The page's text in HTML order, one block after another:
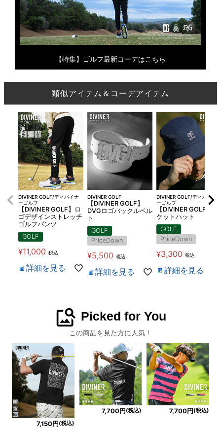
【特集】ゴルフ最新コーデはこちら
類似アイテム＆コーデアイテム
DIVINER GOLF/ディバイナ
ーゴルフ
【DIVINER GOLF】ロ
ゴデザインストレッチ
ゴルフパンツ
GOLF
¥11,000 税込
詳細を見る
DIVINER GOLF
【DIVINER GOLF】
DVGロゴバックルベル
ト
GOLF
PriceDown
¥5,500 税込
詳細を見る
DIVINER GOLF/ディバイナ
ーゴルフ
【DIVINER GOLF】バ
ケットハット
GOLF
PriceDown
¥3,300 税込
詳細を見る
image_search Picked for You
この商品を見た方に人気！
7,150円(税込)
7,700円 (税込) 7,700円 (税込)